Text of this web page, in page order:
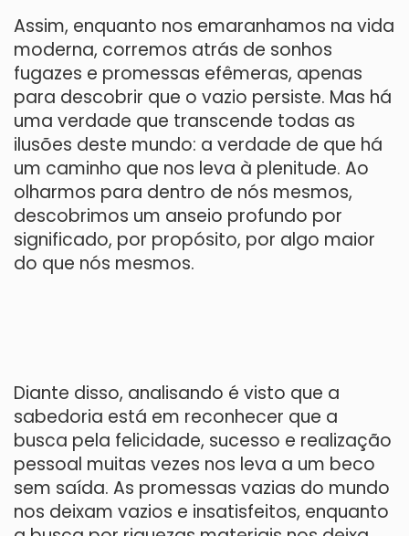
Assim, enquanto nos emaranhamos na vida
moderna, corremos atrás de sonhos
fugazes e promessas efêmeras, apenas
para descobrir que o vazio persiste. Mas há
uma verdade que transcende todas as
ilusões deste mundo: a verdade de que há
um caminho que nos leva à plenitude. Ao
olharmos para dentro de nós mesmos,
descobrimos um anseio profundo por
significado, por propósito, por algo maior
do que nós mesmos.
Diante disso, analisando é visto que a
sabedoria está em reconhecer que a
busca pela felicidade, sucesso e realização
pessoal muitas vezes nos leva a um beco
sem saída. As promessas vazias do mundo
nos deixam vazios e insatisfeitos, enquanto